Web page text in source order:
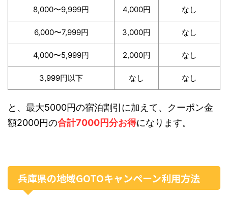
8,000〜9,999円 4,000円 なし
6,000〜7,999円 3,000円 なし
4,000〜5,999円 2,000円 なし
3,999円以下 なし なし
と、最大5000円の宿泊割引に加えて、クーポン金
額2000円の合計7000円分お得になります。
兵庫県の地域GOTOキャンペーン利用方法